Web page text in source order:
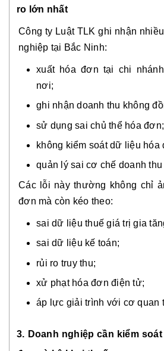
ro lớn nhất
Công ty Luật TLK ghi nhận
nghiệp tại Bắc Ninh:
xuất hóa đơn tại chi
nơi;
ghi nhận doanh thu không
sử dụng sai chủ thể hóa đơn;
không kiểm soát dữ liệu hóa
quản lý sai cơ chế doanh thu
Các lỗi này thường không chỉ
đơn mà còn kéo theo:
sai dữ liệu thuế giá trị gia
sai dữ liệu kế toán;
rủi ro truy thu;
xử phạt hóa đơn điện tử;
áp lực giải trình với cơ quan
3. Doanh nghiệp cần kiểm